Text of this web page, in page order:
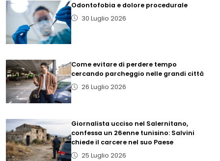
Odontofobia e dolore procedurale
30 Luglio 2026
Come evitare di perdere tempo
cercando parcheggio nelle grandi città
26 Luglio 2026
Giornalista ucciso nel Salernitano,
confessa un 26enne tunisino: Salvini
chiede il carcere nel suo Paese
25 Luglio 2026